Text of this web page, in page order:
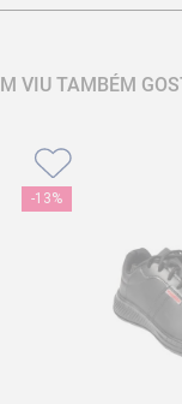
VIU TAMBÉM
-13%